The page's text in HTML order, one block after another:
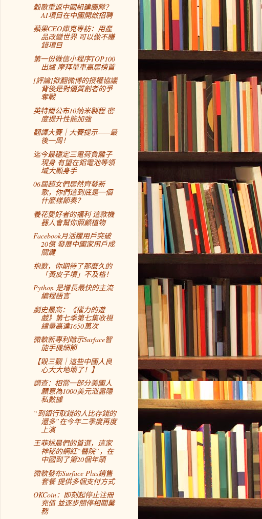
穀歌重返中國組建團隊？
AI項目在中國開啟招聘
蘋果CEO庫克專訪：用產
品改變世界 可以做不賺
錢項目
第一份微信小程序TOP100
出爐 摩拜單車高居榜首
[評論]掀翻微博的授權協議
背後是對優質創者的爭
奪戰
英特爾公布10納米製程 密
度提升性能加強
翻譯大賽｜大賽提示——最
後一周！
迄今最穩定三電荷負離子
現身 有望在鋁電池等領
域大顯身手
06屆超女們居然齊發新
歌，你們這到底是一個
什麼樣節奏？
養花愛好者的福利 這款機
器人會幫你照顧植物
Facebook月活躍用戶突破
20億 發展中國家用戶成
關鍵
抱歉，你期待了那麼久的
「黃皮子墳」不及格！
Python 是增長最快的主流
編程語言
劇史最高：《權力的遊
戲》第七季第七集收視
總量高達1650萬次
微軟新專利暗示Surface智
能手機細節
【毀三觀｜這些中國人良
心大大地壞了！】
調查：相當一部分美國人
願意為1000美元泄露隱
私數據
“到銀行取錢的人比存錢的
還多”在今年二季度再度
上演
王菲姚晨們的首選，這家
神秘的網紅“醫院”，在
中國到了第20個年頭
微軟發布Surface Plus銷售
套餐 提供多個支付方式
OKCoin：即刻起停止注冊
充值 並逐步關停相關業
務